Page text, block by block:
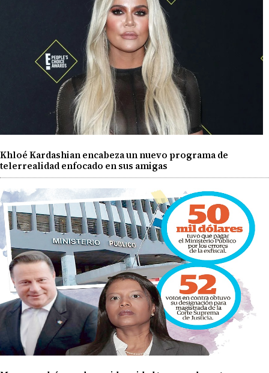
Khloé Kardashian encabeza un nuevo programa de
telerrealidad enfocado en sus amigas